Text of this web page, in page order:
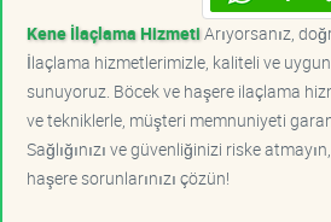
Kene İlaçlama HizmetiArıyorsanız,
İlaçlama hizmetlerimizle, kaliteli ve
sunuyoruz. Böcek ve haşere ilaçlama
ve tekniklerle, müşteri memnuniyeti
Sağlığınızı ve güvenliğinizi riske
haşere sorunlarınızı çözün!